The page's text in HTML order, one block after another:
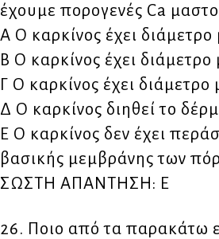
έχουμε πορογενές Ca
Α Ο καρκίνος έχει διάμετρο
Β Ο καρκίνος έχει διάμετρο
Γ Ο καρκίνος έχει διάμετρο
Δ Ο καρκίνος διηθεί τo
Ε Ο καρκίνος δεν έχει
βασικής μεμβράνης των
ΣΩΣΤΗ ΑΠΑΝΤΗΣΗ: Ε
26. Ποιο από τα παρακάτω